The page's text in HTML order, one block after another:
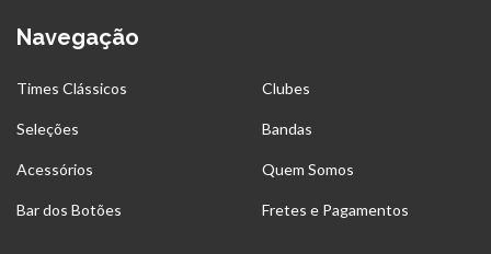
Navegação
Times Clássicos Clubes
Seleções Bandas
Acessórios Quem Somos
Bar dos Botões Fretes e Pagamentos